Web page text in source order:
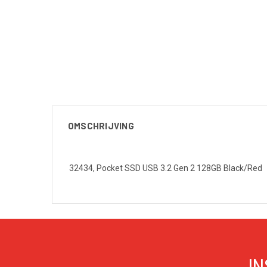
OMSCHRIJVING
32434, Pocket SSD USB 3.2 Gen 2 128GB Black/Red